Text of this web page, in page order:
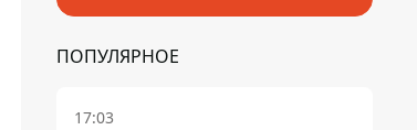
ПОПУЛЯРНОЕ
17:03